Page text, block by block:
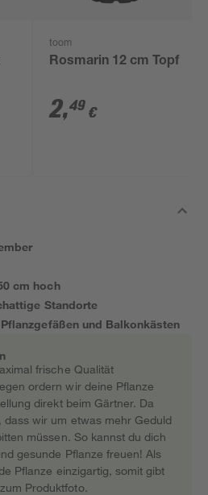
toom
Rosmarin 12 cm Topf
2,49 €
cm hoch
Standorte
und Balkonkästen
frische Qualität
ordern wir deine Pflanze
direkt beim Gärtner. Da
dass wir um etwas mehr Geduld
müssen. So kannst du dich
gesunde Pflanze freuen! Als
Pflanze einzigartig, somit gibt
Produktfoto.